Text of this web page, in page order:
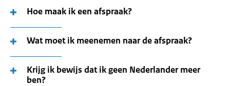
Hoe maak ik een afspraak?
Wat moet ik meenemen naar de afspraak?
Krijg ik bewijs dat ik geen Nederlander meer
ben?